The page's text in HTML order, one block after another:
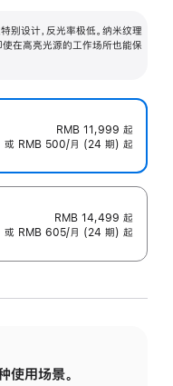
别设计，反光率极低。纳米纹理
使在高亮光源的工作场所也能保
RMB 11,999 起
或 RMB 500/月 (24 期) 起
RMB 14,499 起
或 RMB 605/月 (24 期) 起
使用场景。